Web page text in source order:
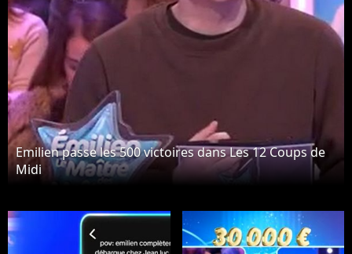
Emilien passe les 500 victoires dans Les 12 Coups de
Midi